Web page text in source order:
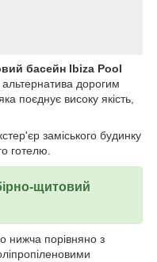
басейн Ibiza Pool
дорогим
поєднує високу якість,
заміського будинку
готелю.
щитовий
нижча порівняно з